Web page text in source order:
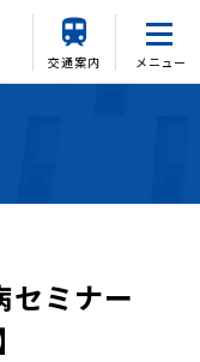
交通案内 メニュー
セミナー